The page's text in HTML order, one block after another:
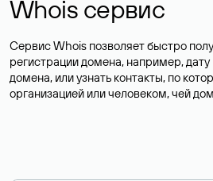
Whois сервис
Сервис Whois позволяет быстро
регистрации домена, например,
домена, или узнать контакты, по
организацией или человеком, чей